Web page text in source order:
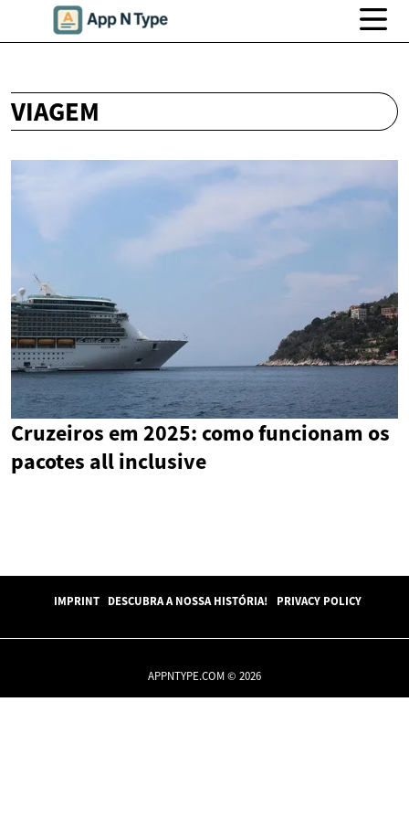
VIAGEM
Cruzeiros em 2025: como funcionam os
pacotes all inclusive
IMPRINT DESCUBRA A NOSSA HISTÓRIA! PRIVACY POLICY
APPNTYPE.COM © 2026